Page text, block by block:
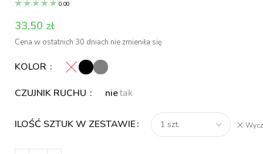
0.00
zł
Cena w ostatnich 30 dniach nie zmieniła się
KOLOR
CZUJNIK RUCHU nietak
ILOŚĆ SZTUK W ZESTAWIE